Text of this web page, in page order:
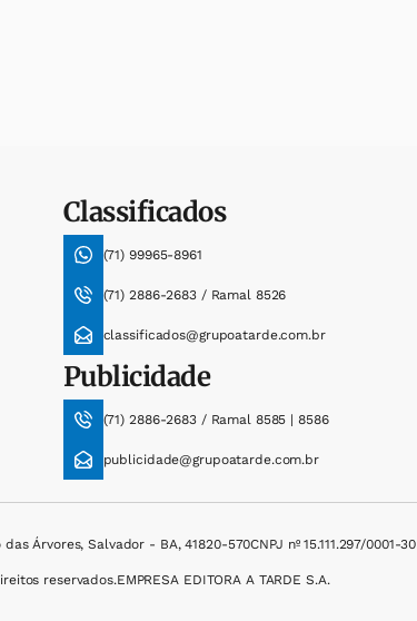
Classificados
(71) 99965-8961
(71) 2886-2683 / Ramal 8526
classificados@grupoatarde.com.br
Publicidade
(71) 2886-2683 / Ramal 8585 | 8586
publicidade@grupoatarde.com.br
Árvores, Salvador - BA, 41820-570CNPJ nº 15.111.297/0001-30
reservados.EMPRESA EDITORA A TARDE S.A.